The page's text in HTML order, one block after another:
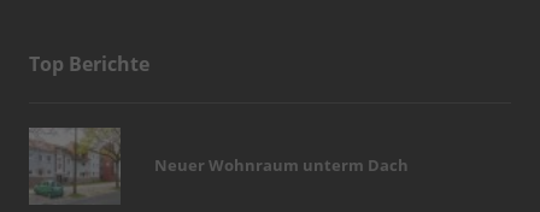
Top Berichte
Neuer Wohnraum unterm Dach